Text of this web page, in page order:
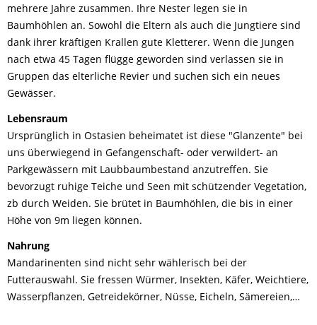
mehrere Jahre zusammen. Ihre Nester legen sie in
Baumhöhlen an. Sowohl die Eltern als auch die Jungtiere sind
dank ihrer kräftigen Krallen gute Kletterer. Wenn die Jungen
nach etwa 45 Tagen flügge geworden sind verlassen sie in
Gruppen das elterliche Revier und suchen sich ein neues
Gewässer.
Lebensraum
Ursprünglich in Ostasien beheimatet ist diese "Glanzente" bei
uns überwiegend in Gefangenschaft- oder verwildert- an
Parkgewässern mit Laubbaumbestand anzutreffen. Sie
bevorzugt ruhige Teiche und Seen mit schützender Vegetation,
zb durch Weiden. Sie brütet in Baumhöhlen, die bis in einer
Höhe von 9m liegen können.
Nahrung
Mandarinenten sind nicht sehr wählerisch bei der
Futterauswahl. Sie fressen Würmer, Insekten, Käfer, Weichtiere,
Wasserpflanzen, Getreidekörner, Nüsse, Eicheln, Sämereien,…